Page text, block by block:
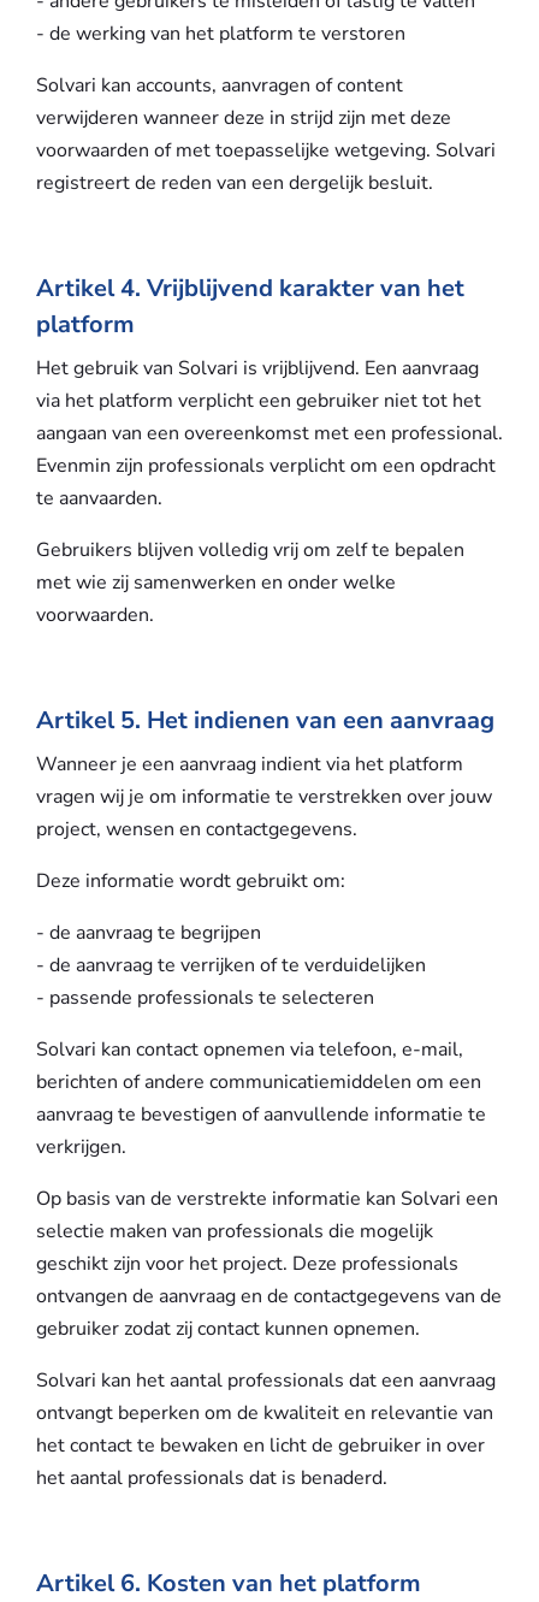
- de werking van het platform te verstoren
Solvari kan accounts, aanvragen of content
verwijderen wanneer deze in strijd zijn met deze
voorwaarden of met toepasselijke wetgeving. Solvari
registreert de reden van een dergelijk besluit.
Artikel 4. Vrijblijvend karakter van het
platform
Het gebruik van Solvari is vrijblijvend. Een aanvraag
via het platform verplicht een gebruiker niet tot het
aangaan van een overeenkomst met een professional.
Evenmin zijn professionals verplicht om een opdracht
te aanvaarden.
Gebruikers blijven volledig vrij om zelf te bepalen
met wie zij samenwerken en onder welke
voorwaarden.
Artikel 5. Het indienen van een aanvraag
Wanneer je een aanvraag indient via het platform
vragen wij je om informatie te verstrekken over jouw
project, wensen en contactgegevens.
Deze informatie wordt gebruikt om:
- de aanvraag te begrijpen
- de aanvraag te verrijken of te verduidelijken
- passende professionals te selecteren
Solvari kan contact opnemen via telefoon, e-mail,
berichten of andere communicatiemiddelen om een
aanvraag te bevestigen of aanvullende informatie te
verkrijgen.
Op basis van de verstrekte informatie kan Solvari een
selectie maken van professionals die mogelijk
geschikt zijn voor het project. Deze professionals
ontvangen de aanvraag en de contactgegevens van de
gebruiker zodat zij contact kunnen opnemen.
Solvari kan het aantal professionals dat een aanvraag
ontvangt beperken om de kwaliteit en relevantie van
het contact te bewaken en licht de gebruiker in over
het aantal professionals dat is benaderd.
Artikel 6. Kosten van het platform